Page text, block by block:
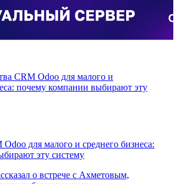
для малого и среднего бизнеса:
эту систему